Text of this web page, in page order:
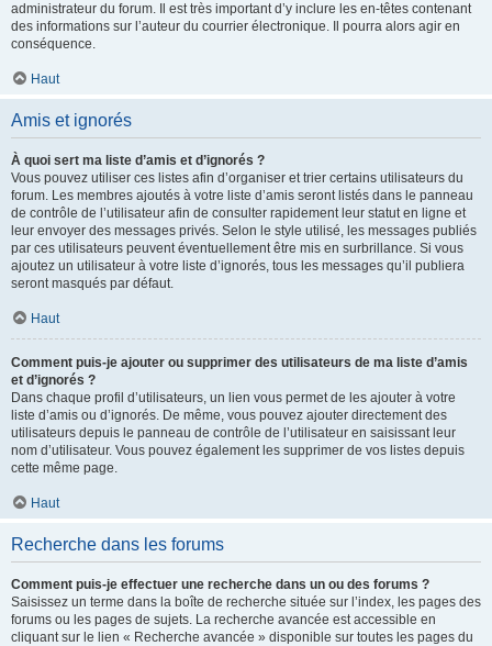
administrateur du forum. Il est très important d’y inclure les en-têtes contenant
des informations sur l’auteur du courrier électronique. Il pourra alors agir en
conséquence.
Haut
Amis et ignorés
À quoi sert ma liste d’amis et d’ignorés ?
Vous pouvez utiliser ces listes afin d’organiser et trier certains utilisateurs du
forum. Les membres ajoutés à votre liste d’amis seront listés dans le panneau
de contrôle de l’utilisateur afin de consulter rapidement leur statut en ligne et
leur envoyer des messages privés. Selon le style utilisé, les messages publiés
par ces utilisateurs peuvent éventuellement être mis en surbrillance. Si vous
ajoutez un utilisateur à votre liste d’ignorés, tous les messages qu’il publiera
seront masqués par défaut.
Haut
Comment puis-je ajouter ou supprimer des utilisateurs de ma liste d’amis
et d’ignorés ?
Dans chaque profil d’utilisateurs, un lien vous permet de les ajouter à votre
liste d’amis ou d’ignorés. De même, vous pouvez ajouter directement des
utilisateurs depuis le panneau de contrôle de l’utilisateur en saisissant leur
nom d’utilisateur. Vous pouvez également les supprimer de vos listes depuis
cette même page.
Haut
Recherche dans les forums
Comment puis-je effectuer une recherche dans un ou des forums ?
Saisissez un terme dans la boîte de recherche située sur l’index, les pages des
forums ou les pages de sujets. La recherche avancée est accessible en
cliquant sur le lien « Recherche avancée » disponible sur toutes les pages du